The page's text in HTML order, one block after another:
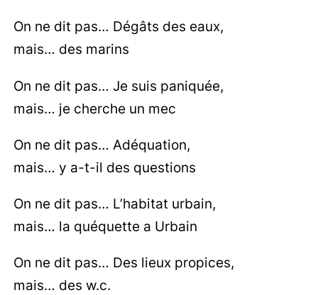
On ne dit pas… Dégâts des eaux,
mais… des marins
On ne dit pas… Je suis paniquée,
mais… je cherche un mec
On ne dit pas… Adéquation,
mais… y a-t-il des questions
On ne dit pas… L’habitat urbain,
mais… la quéquette a Urbain
On ne dit pas… Des lieux propices,
mais… des w.c.